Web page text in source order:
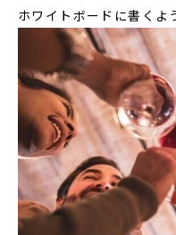
ホワイトボードに書くよ